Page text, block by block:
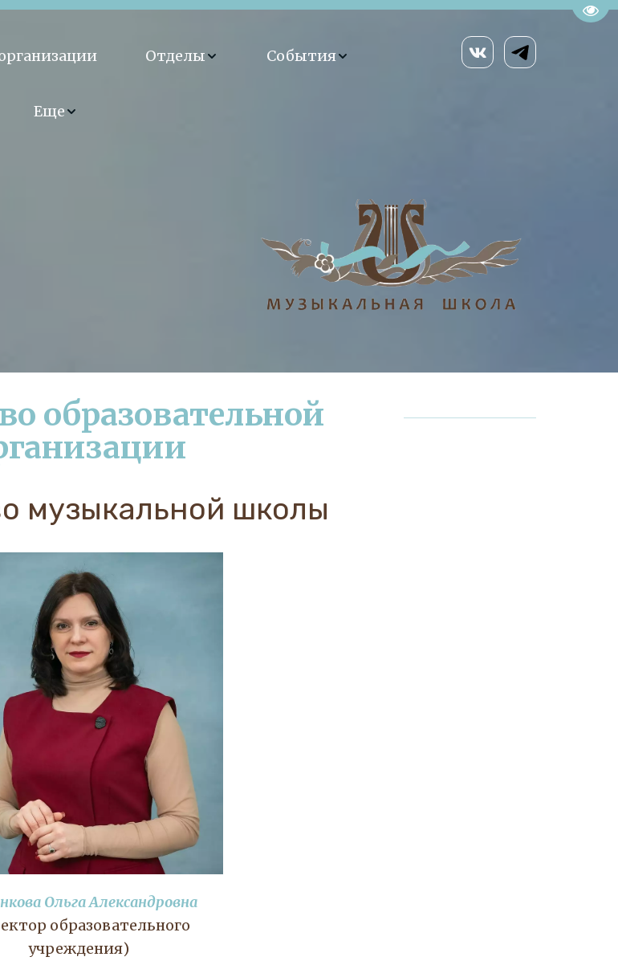
Отделы События
Еще
образовательной
музыкальной школы
Ольга Александровна
образовательного
учреждения)